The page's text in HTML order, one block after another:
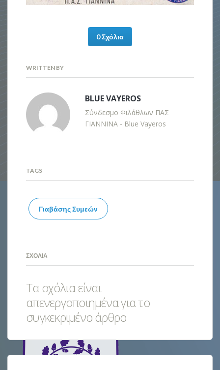
0 Σχόλια
WRITTEN BY
BLUE VAYEROS
Σύνδεσμο Φιλάθλων ΠΑΣ
ΓΙΑΝΝΙΝΑ - Blue Vayeros
TAGS
Γιαβάσης Συμεών
ΣΧΌΛΙΑ
Τα σχόλια είναι
απενεργοποιημένα για το
συγκεκριμένο άρθρο